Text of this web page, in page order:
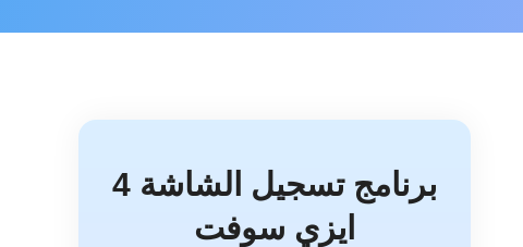
4 برنامج تسجيل الشاشة
ايزي سوفت